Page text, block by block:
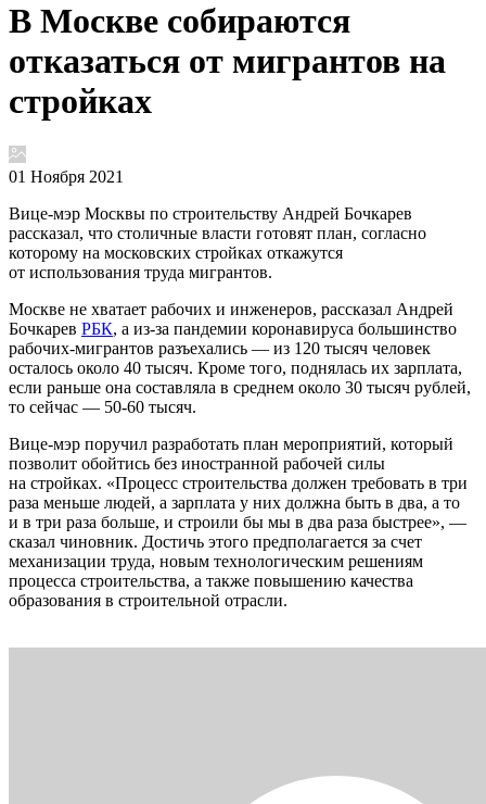
В Москве собираются
отказаться от мигрантов на
стройках
01 Ноября 2021
Вице-мэр Москвы по строительству Андрей Бочкарев
рассказал, что столичные власти готовят план, согласно
которому на московских стройках откажутся
от использования труда мигрантов.
Москве не хватает рабочих и инженеров, рассказал Андрей
Бочкарев РБК, а из-за пандемии коронавируса большинство
рабочих-мигрантов разъехались — из 120 тысяч человек
осталось около 40 тысяч. Кроме того, поднялась их зарплата,
если раньше она составляла в среднем около 30 тысяч рублей,
то сейчас — 50-60 тысяч.
Вице-мэр поручил разработать план мероприятий, который
позволит обойтись без иностранной рабочей силы
на стройках. «Процесс строительства должен требовать в три
раза меньше людей, а зарплата у них должна быть в два, а то
и в три раза больше, и строили бы мы в два раза быстрее», —
сказал чиновник. Достичь этого предполагается за счет
механизации труда, новым технологическим решениям
процесса строительства, а также повышению качества
образования в строительной отрасли.